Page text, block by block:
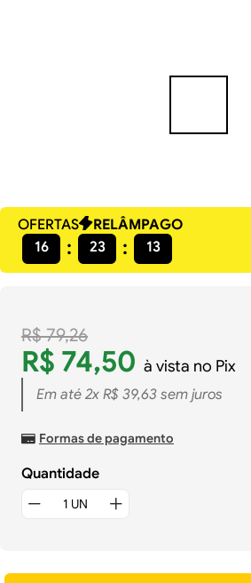
OFERTAS
RELÂMPAGO
16
23 12
R$ 79,26
R$ 74,50 à vista no Pix
Em até 2x R$ 39,63sem juros
Formas de pagamento
Quantidade